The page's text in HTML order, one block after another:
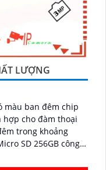
LƯỢNG
màu ban đêm chip
hợp cho đàm thoại
trong khoảng